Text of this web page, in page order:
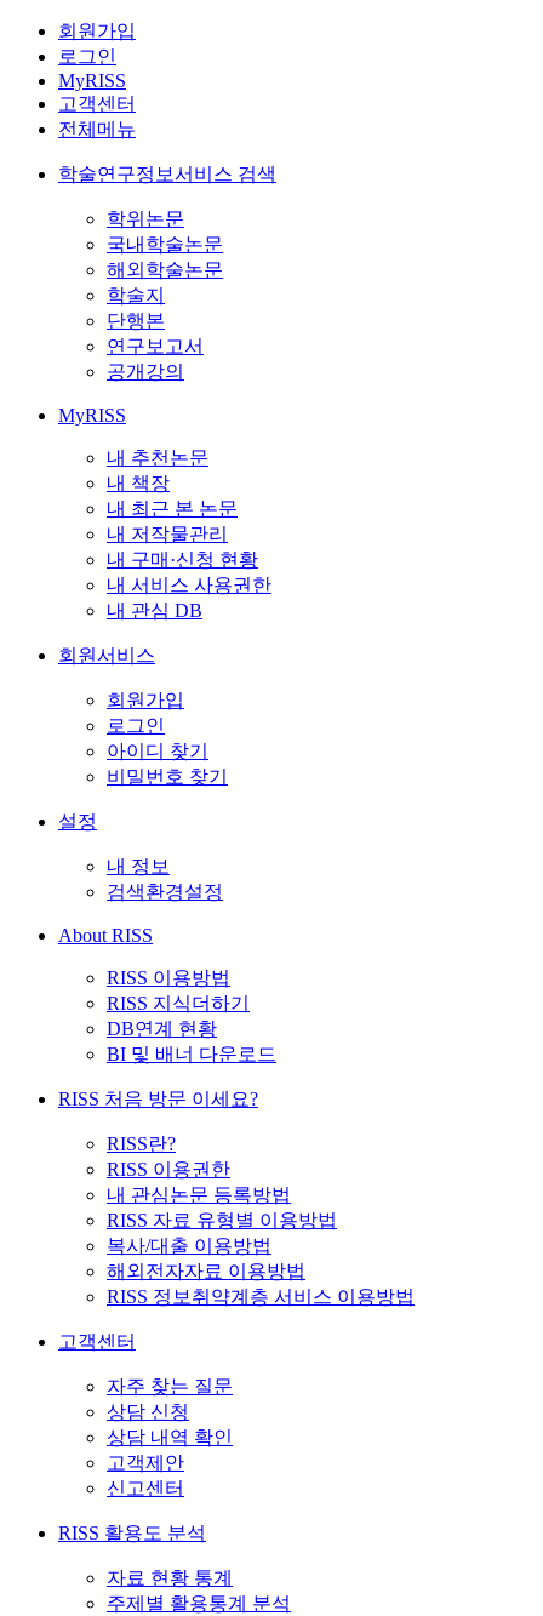
회원가입
로그인
MyRISS
고객센터
전체메뉴
학술연구정보서비스 검색
학위논문
국내학술논문
해외학술논문
학술지
단행본
연구보고서
공개강의
MyRISS
내 추천논문
내 책장
내 최근 본 논문
내 저작물관리
내 구매·신청 현황
내 서비스 사용권한
내 관심 DB
회원서비스
회원가입
로그인
아이디 찾기
비밀번호 찾기
설정
내 정보
검색환경설정
About RISS
RISS 이용방법
RISS 지식더하기
DB연계 현황
BI 및 배너 다운로드
RISS 처음 방문 이세요?
RISS란?
RISS 이용권한
내 관심논문 등록방법
RISS 자료 유형별 이용방법
복사/대출 이용방법
해외전자자료 이용방법
RISS 정보취약계층 서비스 이용방법
고객센터
자주 찾는 질문
상담 신청
상담 내역 확인
고객제안
신고센터
RISS 활용도 분석
자료 현황 통계
주제별 활용통계 분석